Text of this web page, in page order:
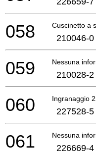
Cuscinetto a
058 210046-0
Nessuna
059 210028-2
Ingranaggio
060 227528-5
Nessuna
061 226669-4